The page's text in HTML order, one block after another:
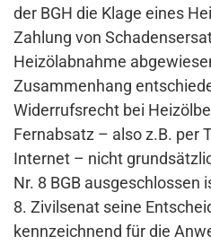
der BGH die Klage eines
Zahlung von
Heizölabnahme
Zusammenhang
Widerrufsrecht bei
Fernabsatz – also z.B. per
Internet – nicht
Nr. 8 BGB ausgeschlossen
8. Zivilsenat seine
kennzeichnend für die